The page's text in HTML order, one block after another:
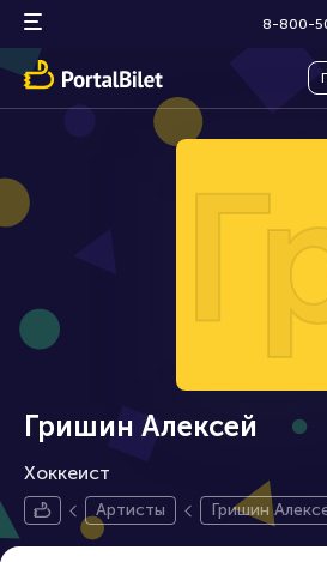
8-800-
Гришин Алексей
Хоккеист
Артисты Гришин